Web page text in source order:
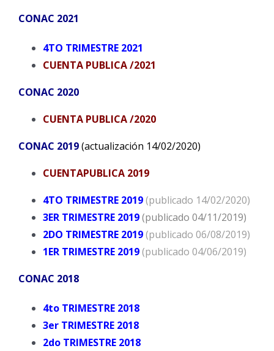
CONAC 2021
4TO TRIMESTRE 2021
CUENTA PUBLICA /2021
CONAC 2020
CUENTA PUBLICA /2020
CONAC 2019(actualización 14/02/2020)
CUENTAPUBLICA 2019
4TO TRIMESTRE 2019(publicado 14/02/2020)
3ER TRIMESTRE 2019(publicado 04/11/2019)
2DO TRIMESTRE 2019(publicado 06/08/2019)
1ER TRIMESTRE 2019(publicado 04/06/2019)
CONAC 2018
4to TRIMESTRE 2018
3er TRIMESTRE 2018
2do TRIMESTRE 2018